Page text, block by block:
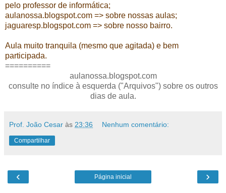
pelo professor de informática;
aulanossa.blogspot.com => sobre nossas aulas;
jaguaresp.blogspot.com => sobre nosso bairro.
Aula muito tranquila (mesmo que agitada) e bem
participada.
==========
aulanossa.blogspot.com
consulte no índice à esquerda ("Arquivos") sobre os outros
dias de aula.
Prof. João Cesar às 23:36 Nenhum comentário:
Compartilhar
‹ ›
Página inicial